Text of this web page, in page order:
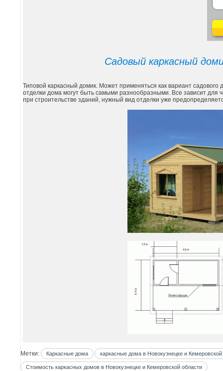
Садовый каркасный
Типовой каркасный домик. Может применяться как вариант
отделки дома могут быть самыми разнообразными. Все зависит для
при строительстве зданий, нужный вид отделки уже
Метки: Каркасные дома каркасные дома в Новокузнецке и Кемеровской
Стоимость каркасных домов в Новокузнецке и Кемеровской области